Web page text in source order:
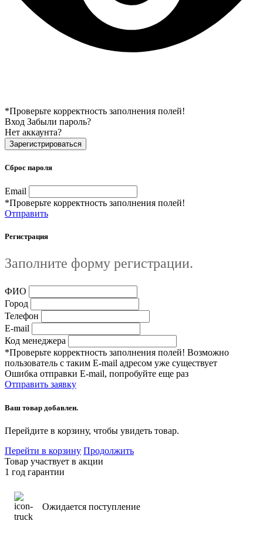
*Проверьте корректность заполнения полей!
Вход Забыли пароль?
Нет аккаунта?
Зарегистрироваться
Сброс пароля
Email
*Проверьте корректность заполнения полей!
Отправить
Регистрация
Заполните форму регистрации.
ФИО
Город
Телефон
E-mail
Код менеджера
*Проверьте корректность заполнения полей! Возможно
пользователь с таким E-mail адресом уже существует
Ошибка отправки E-mail, попробуйте еще раз
Отправить заявку
Ваш товар добавлен.
Перейдите в корзину, чтобы увидеть товар.
Перейти в корзину Продолжить
Товар участвует в акции
1 год гарантии
Ожидается поступление